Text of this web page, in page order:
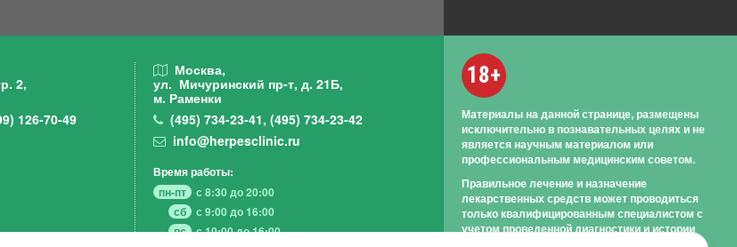
2,
126-70-49
Москва,
ул. Мичуринский пр-т, д. 21Б,
м. Раменки
(495)734-23-41,(495)734-23-42
info@herpesclinic.ru
Время работы:
пн-пт
с 8:30 до 20:00
сб
с 9:00 до 16:00
вс
с 10:00 до 16:00
18+
Материалы на данной странице, размещены
исключительно в познавательных целях и не
является научным материалом или
профессиональным медицинским советом.
Правильное лечение и назначение
лекарственных средств может проводиться
только квалифицированным специалистом с
учетом проведенной диагностики и истории